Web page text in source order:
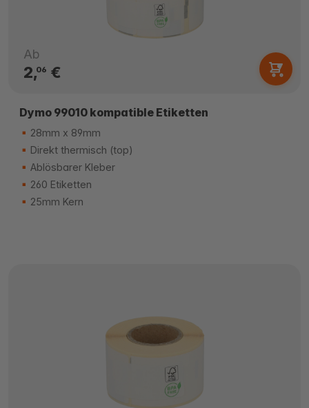
Ab
2,06 €
Dymo 99010 kompatible Etiketten
28mm x 89mm
Direkt thermisch (top)
Ablösbarer Kleber
260 Etiketten
25mm Kern